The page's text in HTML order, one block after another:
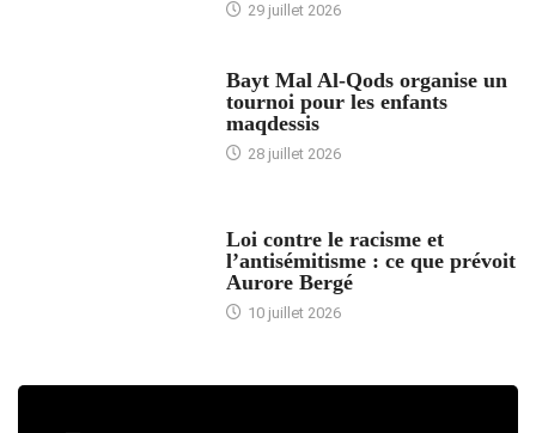
29 juillet 2026
Bayt Mal Al-Qods organise un
tournoi pour les enfants
maqdessis
28 juillet 2026
Loi contre le racisme et
l’antisémitisme : ce que prévoit
Aurore Bergé
10 juillet 2026